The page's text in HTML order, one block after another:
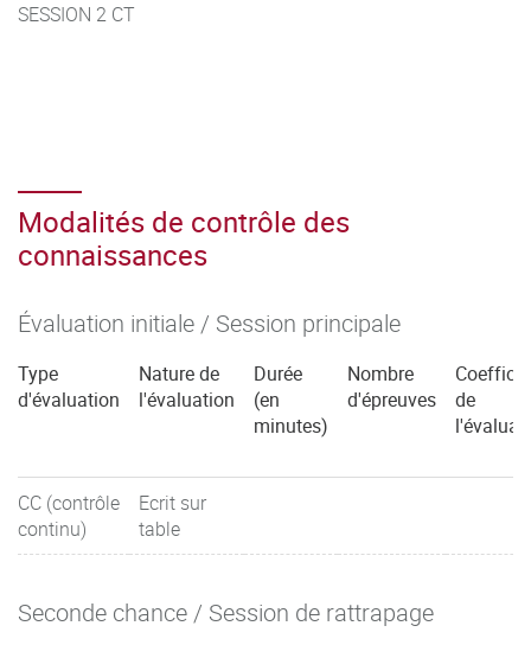
SESSION 2 CT
Modalités de contrôle des
connaissances
Évaluation initiale / Session principale
Type
d'évaluation
Nature de
l'évaluation
Durée
(en
minutes)
Nombre
d'épreuves
de
CC (contrôle
continu)
Ecrit sur
table
Seconde chance / Session de rattrapage